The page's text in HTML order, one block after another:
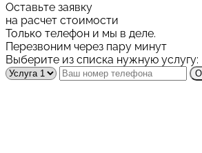
Оставьте заявку
на расчет стоимости
Только телефон и мы в деле.
Перезвоним через пару минут
Выберите из списка нужную услугу: